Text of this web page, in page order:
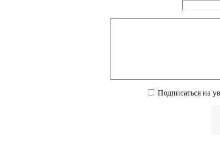
Подписаться на